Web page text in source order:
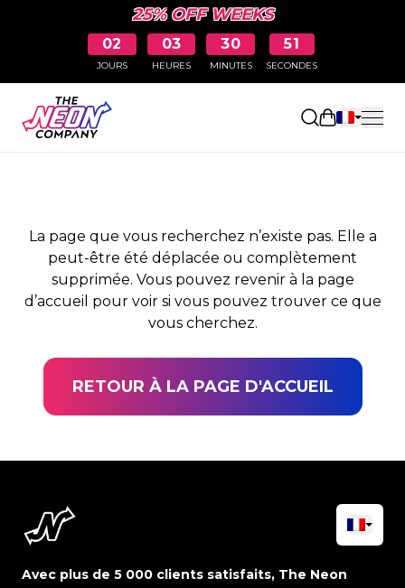
25% OFF WEEKS
02
JOURS
03
HEURES
30
MINUTES
51
SECONDES
Ouvrir le
PAGE NON TROUVÉE
La page que vous recherchez n’existe pas. Elle a
peut-être été déplacée ou complètement
supprimée. Vous pouvez revenir à la page
d’accueil pour voir si vous pouvez trouver ce que
vous cherchez.
RETOUR À LA PAGE D'ACCUEIL
Avec plus de 5 000 clients satisfaits, The Neon